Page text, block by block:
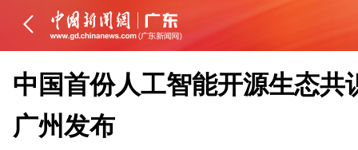
中国首份人工智能开源生态共
广州发布